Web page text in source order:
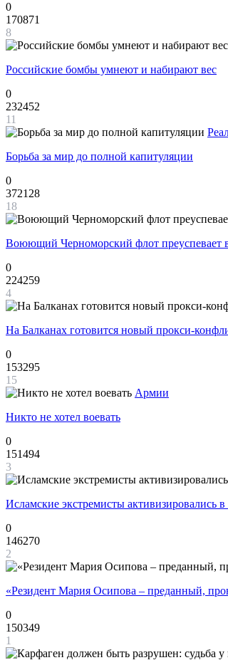
0
170871
8
Российские бомбы умнеют и набирают вес
0
232452
11
Борьба за мир до полной капитуляции
0
372128
18
Воюющий Черноморский флот преуспевает
0
224259
4
На Балканах готовится новый прокси-
0
153295
15
Армии
Никто не хотел воевать
0
151494
3
Исламские экстремисты активизировались
0
146270
2
«Резидент Мария Осипова – преданный,
0
150349
1